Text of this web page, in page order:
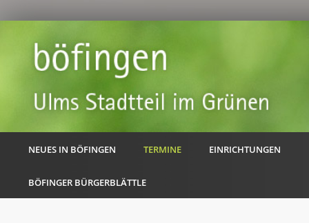
NEUES IN BÖFINGEN TERMINE EINRICHTUNGEN
BÖFINGER BÜRGERBLÄTTLE